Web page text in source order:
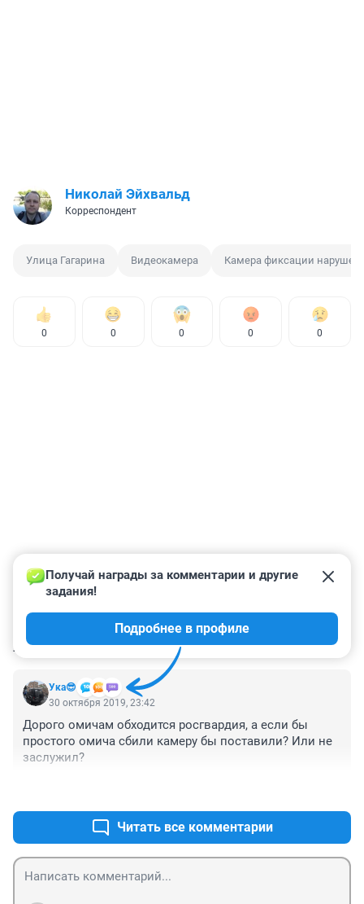
Николай Эйхвальд
Корреспондент
Улица Гагарина Видеокамера Камера фиксации
0 0 0 0 0
КОММЕНТАРИИ 1
Ука😎
Получай награды за комментарии и другие
задания!
Подробнее в профиле
30 октября 2019, 23:42
Дорого омичам обходится росгвардия, а если бы
простого омича сбили камеру бы поставили? Или не
заслужил?
Читать все комментарии